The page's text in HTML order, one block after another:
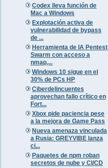
Codex lleva función de
Mac a Windows
Explotación activa de
vulnerabilidad de bypass
de ...
Herramienta de IA Pentest
Swarm con acceso a
nmap,...
Windows 10 sigue en el
30% de PCs HP
Ciberdelincuentes
aprovechan fallo crítico en
Fort...
Xbox pide paciencia pese
a la mejora de Game Pass
Nueva amenaza vinculada
a Rusia: GREYVIBE lanza
ci...
Paquetes de npm roban
secretos de nube y CI/CD